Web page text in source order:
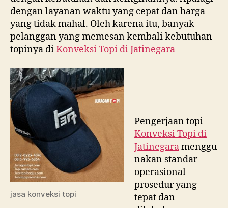
dengan layanan waktu yang cepat dan harga
yang tidak mahal. Oleh karena itu, banyak
pelanggan yang memesan kembali kebutuhan
topinya diKonveksi Topi diJatinegara
jasa konveksi topi
Pengerjaan topi
Konveksi Topi di
Jatinegaramenggu
nakan standar
operasional
prosedur yang
tepat dan